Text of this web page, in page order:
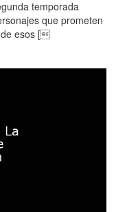
temporada
que prometen
de esos [